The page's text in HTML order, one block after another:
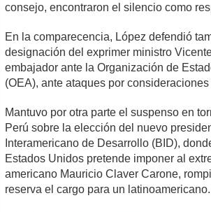
consejo, encontraron el silencio como
En la comparecencia, López defendió
designación del exprimer ministro
embajador ante la Organización de
(OEA), ante ataques por
Mantuvo por otra parte el suspenso en
Perú sobre la elección del nuevo
Interamericano de Desarrollo (BID),
Estados Unidos pretende imponer al
americano Mauricio Claver Carone,
reserva el cargo para un latinoamericano.